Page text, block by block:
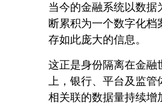
当今的金融系统以数
断累积为一个数字化
存如此庞大的信息。
这正是身份隔离在金融
上，银行、平台及监
相关联的数据量持续增